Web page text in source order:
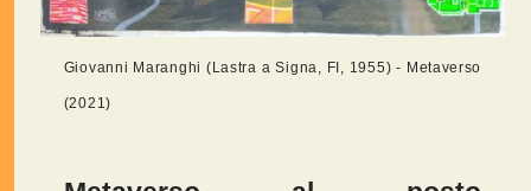
Giovanni Maranghi (Lastra a Signa, FI, 1955) - Metaverso
(2021)